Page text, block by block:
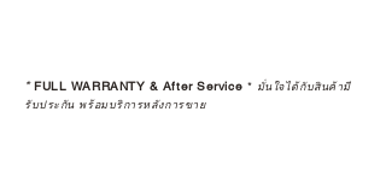
*FULL WARRANTY & After Service * มั่นใจได้กับสินค้ามี
รับประกัน พร้อมบริการหลังการขาย